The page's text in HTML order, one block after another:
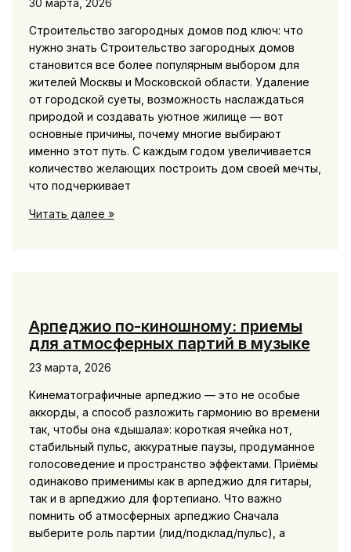
Строительство загородных домов под ключ: что
нужно знать Строительство загородных домов
становится все более популярным выбором для
жителей Москвы и Московской области. Удаление
от городской суеты, возможность наслаждаться
природой и создавать уютное жилище — вот
основные причины, почему многие выбирают
именно этот путь. С каждым годом увеличивается
количество желающих построить дом своей мечты,
что подчеркивает
Строительство
выгоднее
Читать далее »
Арпеджио по-киношному: приемы
для атмосферных партий в музыке
23 марта, 2026
Кинематографичные арпеджио — это не особые
аккорды, а способ разложить гармонию во времени
так, чтобы она «дышала»: короткая ячейка нот,
стабильный пульс, аккуратные паузы, продуманное
голосоведение и пространство эффектами. Приёмы
одинаково применимы как в арпеджио для гитары,
так и в арпеджио для фортепиано. Что важно
помнить об атмосферных арпеджио Сначала
выберите роль партии (лид/подклад/пульс), а